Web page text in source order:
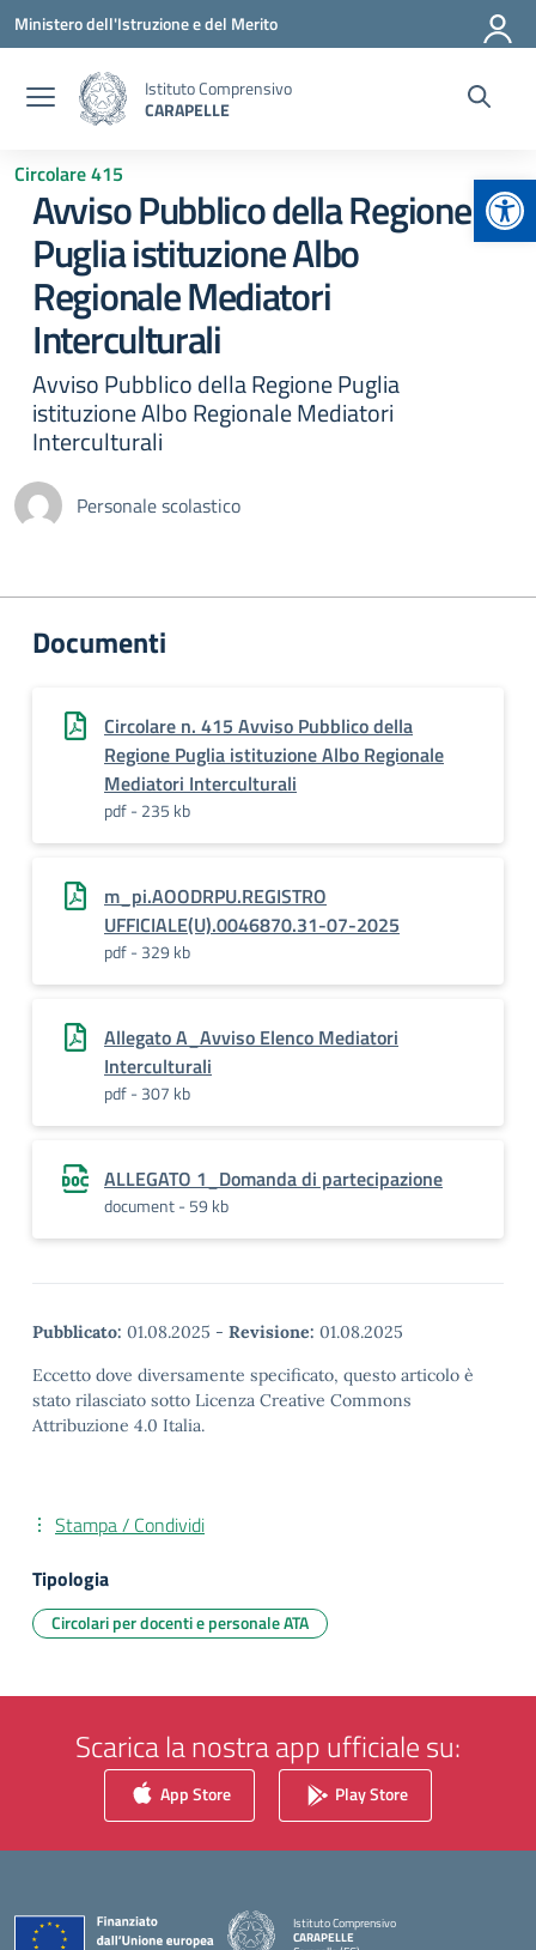
Vai ai contenuti
Vai al menu di navigazione
Vai al footer
Ministero dell'Istruzione e del Merito
Istituto Comprensivo
CARAPELLE
Circolare 415
Avviso Pubblico della Regione
Puglia istituzione Albo
Regionale Mediatori
Interculturali
Avviso Pubblico della Regione Puglia
istituzione Albo Regionale Mediatori
Interculturali
Personale scolastico
Documenti
Circolare n. 415 Avviso Pubblico della
Regione Puglia istituzione Albo Regionale
Mediatori Interculturali
pdf - 235 kb
m_pi.AOODRPU.REGISTRO
UFFICIALE(U).0046870.31-07-2025
pdf - 329 kb
Allegato A_Avviso Elenco Mediatori
Interculturali
pdf - 307 kb
ALLEGATO 1_Domanda di partecipazione
document - 59 kb
Pubblicato: 01.08.2025 - Revisione: 01.08.2025
Eccetto dove diversamente specificato, questo articolo è
stato rilasciato sotto Licenza Creative Commons
Attribuzione 4.0 Italia.
Stampa / Condividi
Tipologia
Circolari per docenti e personale ATA
Scarica la nostra app ufficiale su:
App Store Play Store
Istituto Comprensivo
CARAPELLE